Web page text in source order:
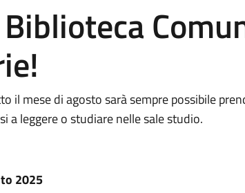
il mese di agosto sarà sempre possibile
a leggere o studiare nelle sale studio.
2025